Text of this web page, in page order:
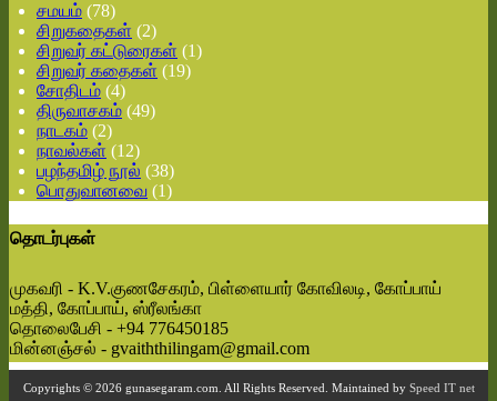
சமயம் (78)
சிறுகதைகள் (2)
சிறுவர் கட்டுரைகள் (1)
சிறுவர் கதைகள் (19)
சோதிடம் (4)
திருவாசகம் (49)
நாடகம் (2)
நாவல்கள் (12)
பழந்தமிழ் நூல் (38)
பொதுவானவை (1)
தொடர்புகள்
முகவரி - K.V.குணசேகரம், பிள்ளையார் கோவிலடி, கோப்பாய்
மத்தி, கோப்பாய், ஸ்ரீலங்கா
தொலைபேசி - +94 776450185
மின்னஞ்சல் - gvaiththilingam@gmail.com
Copyrights © 2026 gunasegaram.com. All Rights Reserved. Maintained by Speed IT net